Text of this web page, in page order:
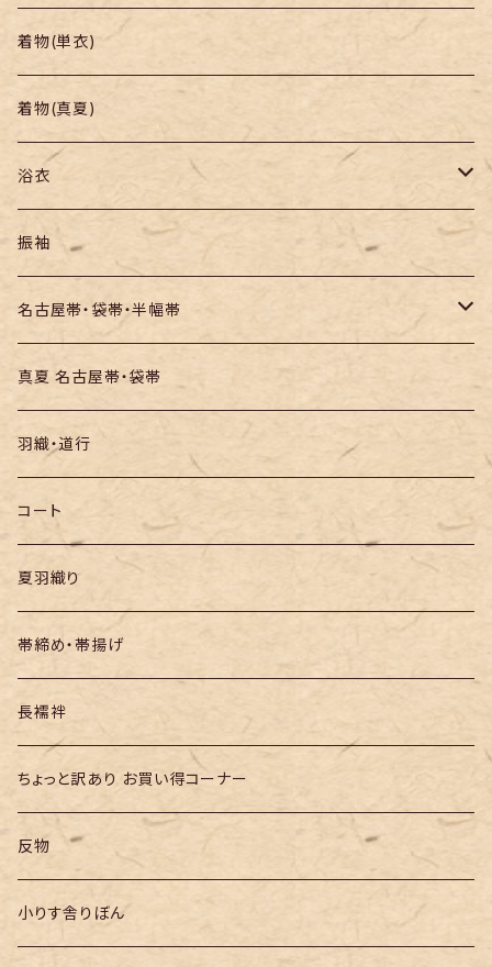
帯
羽織り・道行
小紋
色無地・江戸小紋
紬
訪問着・付下
お召し
着物(単衣)
着物(真夏)
浴衣
セオα・ポリ
木綿・綿麻
絞りの浴衣
振袖
名古屋帯・袋帯・半幅帯
名古屋帯
袋帯
半幅帯
真夏 名古屋帯・袋帯
羽織・道行
コート
夏羽織り
帯締め・帯揚げ
長襦袢
ちょっと訳あり お買い得コーナー
反物
小りす舎りぼん